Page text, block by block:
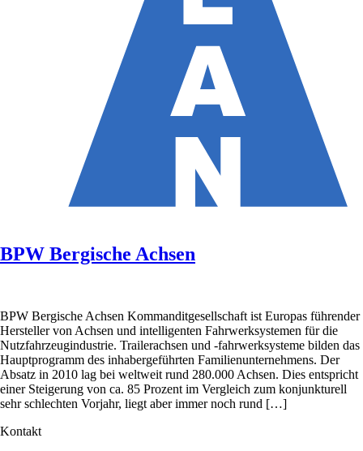
BPW Bergische Achsen
BPW Bergische Achsen Kommanditgesellschaft ist Europas führender
Hersteller von Achsen und intelligenten Fahrwerksystemen für die
Nutzfahrzeugindustrie. Trailerachsen und -fahrwerksysteme bilden das
Hauptprogramm des inhabergeführten Familienunternehmens. Der
Absatz in 2010 lag bei weltweit rund 280.000 Achsen. Dies entspricht
einer Steigerung von ca. 85 Prozent im Vergleich zum konjunkturell
sehr schlechten Vorjahr, liegt aber immer noch rund […]
Kontakt